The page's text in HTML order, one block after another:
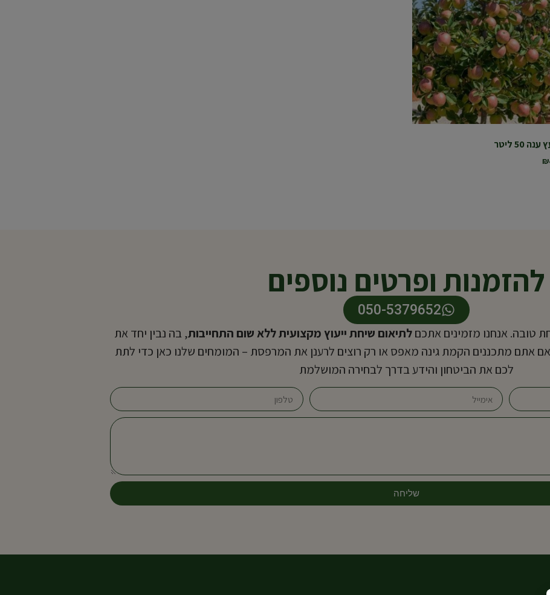
50 ליטר
₪
להזמנות ופרטים נוספים
050-5379652
טובה. אנחנו מזמינים אתכםלתיאום שיחת ייעוץ מקצועית ללא שום התחייבות, בה נבין יחד את
אתם מתכננים הקמת גינה מאפס או רק רוצים לרענן את המרפסת – המומחים שלנו כאן כדי לתת
לכם את הביטחון והידע בדרך לבחירה המושלמת
שליחה